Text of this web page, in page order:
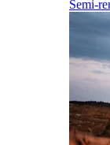
Semi-